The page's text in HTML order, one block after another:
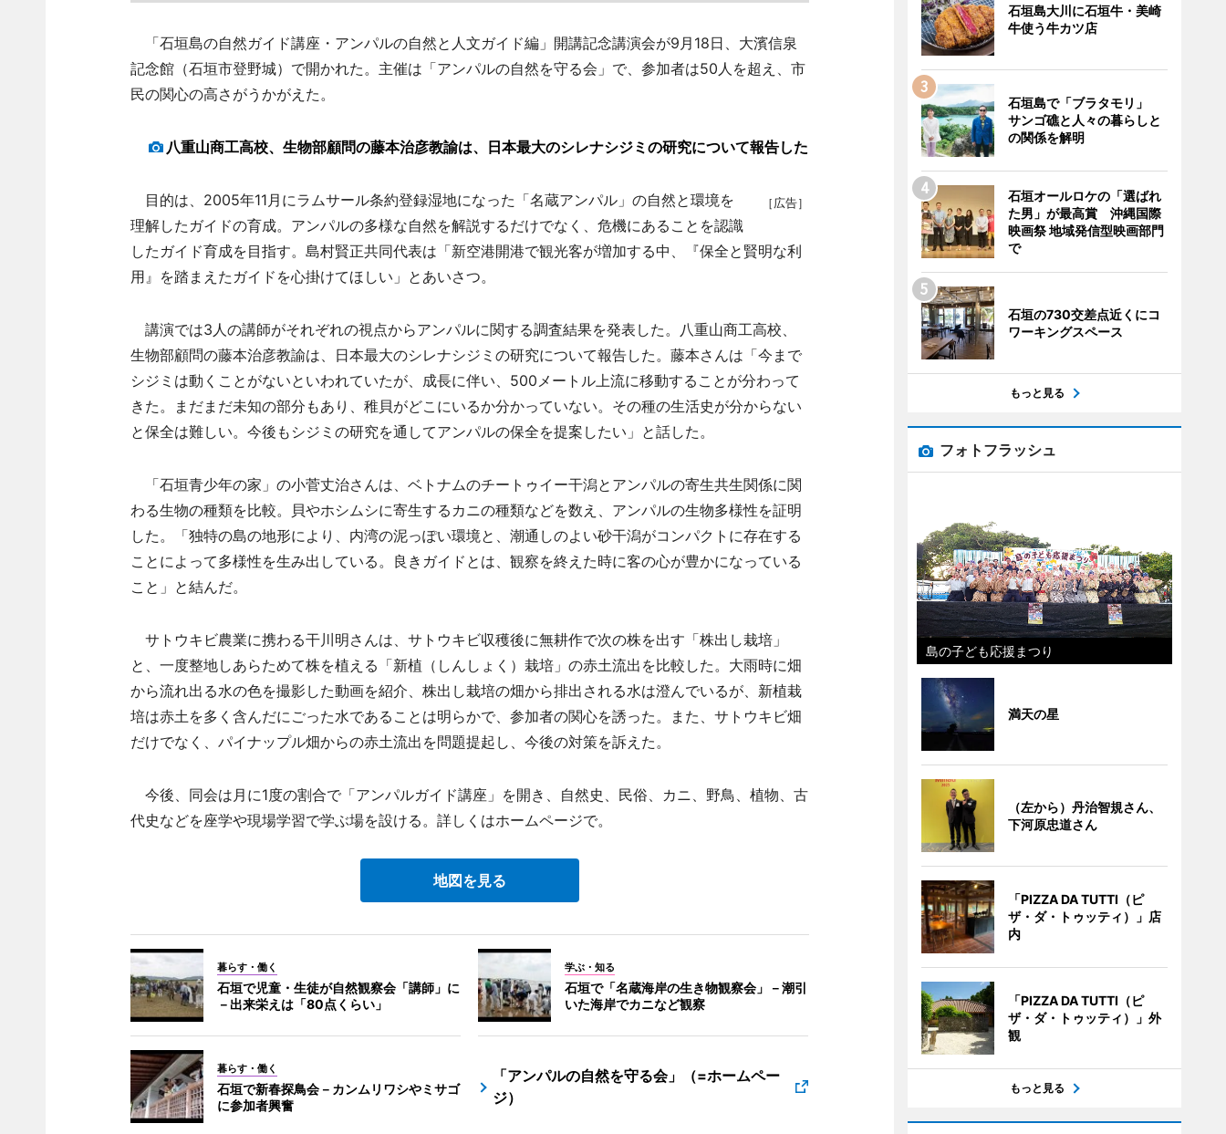
「石垣島の自然ガイド講座・アンパルの自然と人文ガイド編」開講記念講演会が9月18日、大濱信泉
記念館（石垣市登野城）で開かれた。主催は「アンパルの自然を守る会」で、参加者は50人を超え、市
民の関心の高さがうかがえた。
八重山商工高校、生物部顧問の藤本治彦教諭は、日本最大のシレナシジミの研究について報告した
［広告］
目的は、2005年11月にラムサール条約登録湿地になった「名蔵アンパル」の自然と環境を
理解したガイドの育成。アンパルの多様な自然を解説するだけでなく、危機にあることを認識
したガイド育成を目指す。島村賢正共同代表は「新空港開港で観光客が増加する中、『保全と賢明な利
用』を踏まえたガイドを心掛けてほしい」とあいさつ。
講演では3人の講師がそれぞれの視点からアンパルに関する調査結果を発表した。八重山商工高校、
生物部顧問の藤本治彦教諭は、日本最大のシレナシジミの研究について報告した。藤本さんは「今まで
シジミは動くことがないといわれていたが、成長に伴い、500メートル上流に移動することが分わって
きた。まだまだ未知の部分もあり、稚貝がどこにいるか分かっていない。その種の生活史が分からない
と保全は難しい。今後もシジミの研究を通してアンパルの保全を提案したい」と話した。
「石垣青少年の家」の小菅丈治さんは、ベトナムのチートゥイー干潟とアンパルの寄生共生関係に関
わる生物の種類を比較。貝やホシムシに寄生するカニの種類などを数え、アンパルの生物多様性を証明
した。「独特の島の地形により、内湾の泥っぽい環境と、潮通しのよい砂干潟がコンパクトに存在する
ことによって多様性を生み出している。良きガイドとは、観察を終えた時に客の心が豊かになっている
こと」と結んだ。
サトウキビ農業に携わる干川明さんは、サトウキビ収穫後に無耕作で次の株を出す「株出し栽培」
と、一度整地しあらためて株を植える「新植（しんしょく）栽培」の赤土流出を比較した。大雨時に畑
から流れ出る水の色を撮影した動画を紹介、株出し栽培の畑から排出される水は澄んでいるが、新植栽
培は赤土を多く含んだにごった水であることは明らかで、参加者の関心を誘った。また、サトウキビ畑
だけでなく、パイナップル畑からの赤土流出を問題提起し、今後の対策を訴えた。
今後、同会は月に1度の割合で「アンパルガイド講座」を開き、自然史、民俗、カニ、野鳥、植物、古
代史などを座学や現場学習で学ぶ場を設ける。詳しくはホームページで。
地図を見る
暮らす・働く
石垣で児童・生徒が自然観察会「講師」に
－出来栄えは「80点くらい」
学ぶ・知る
石垣で「名蔵海岸の生き物観察会」－潮引
いた海岸でカニなど観察
暮らす・働く
石垣で新春探鳥会－カンムリワシやミサゴ
に参加者興奮
「アンパルの自然を守る会」（=ホームペー
ジ）
石垣島大川に石垣牛・美崎
牛使う牛カツ店
石垣島で「ブラタモリ」
サンゴ礁と人々の暮らしと
の関係を解明
石垣オールロケの「選ばれ
た男」が最高賞 沖縄国際
映画祭 地域発信型映画部門
で
石垣の730交差点近くにコ
ワーキングスペース
もっと見る
フォトフラッシュ
島の子ども応援まつり
満天の星
（左から）丹治智規さん、
下河原忠道さん
「PIZZA DA TUTTI（ピ
ザ・ダ・トゥッティ）」店
内
「PIZZA DA TUTTI（ピ
ザ・ダ・トゥッティ）」外
観
もっと見る